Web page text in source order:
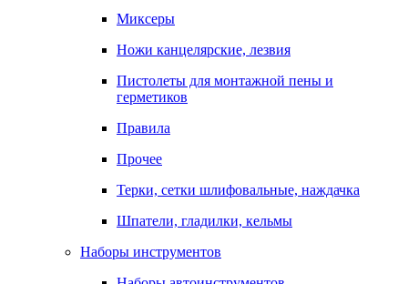
Миксеры
Ножи канцелярские, лезвия
Пистолеты для монтажной пены и
герметиков
Правила
Прочее
Терки, сетки шлифовальные, наждачка
Шпатели, гладилки, кельмы
Наборы инструментов